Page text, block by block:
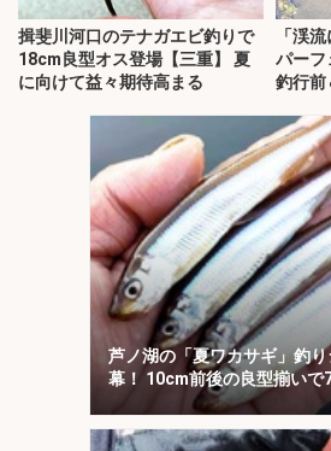
揖斐川河口のテナガエビ釣りで
18cm良型オス登場【三重】 夏
に向けて益々期待高まる
「渓
パー
釣行前
芦ノ湖の「夏ワカサギ」釣り
幕！ 10cm前後の良型揃いで